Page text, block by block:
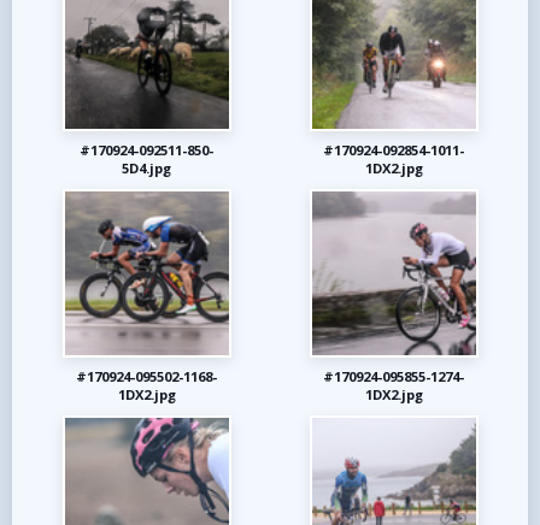
#170924-092511-850-
5D4.jpg
#170924-092854-1011-
1DX2.jpg
#170924-095502-1168-
1DX2.jpg
#170924-095855-1274-
1DX2.jpg